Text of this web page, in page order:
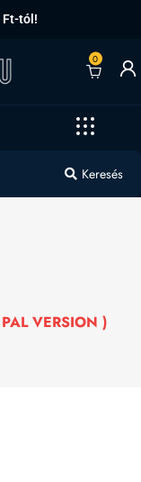
Ft-tól!
0
Keresés
VERSION )